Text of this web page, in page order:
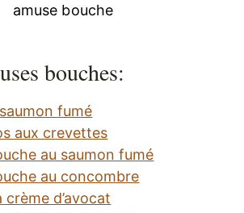
amuse bouche
bouches:
fumé
aux crevettes
au saumon fumé
au concombre
crème d’avocat